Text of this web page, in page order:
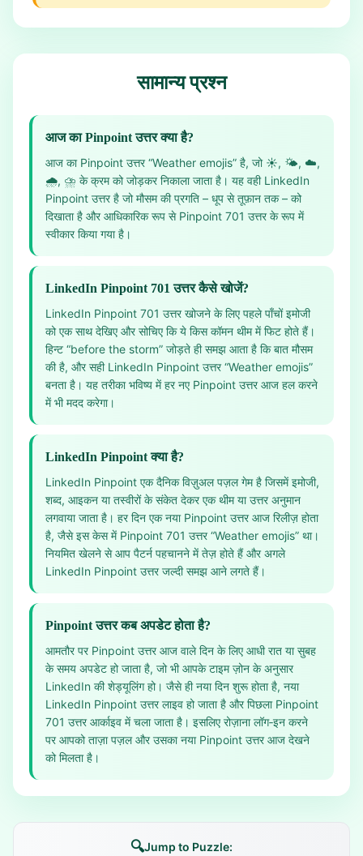
सामान्य प्रश्न
आज का Pinpoint उत्तर क्या है?
आज का Pinpoint उत्तर “Weather emojis” है, जो ☀️, 🌤️, ☁️,
🌧️, ⛈️ के क्रम को जोड़कर निकाला जाता है। यह वही LinkedIn
Pinpoint उत्तर है जो मौसम की प्रगति – धूप से तूफ़ान तक – को
दिखाता है और आधिकारिक रूप से Pinpoint 701 उत्तर के रूप में
स्वीकार किया गया है।
LinkedIn Pinpoint 701 उत्तर कैसे खोजें?
LinkedIn Pinpoint 701 उत्तर खोजने के लिए पहले पाँचों इमोजी
को एक साथ देखिए और सोचिए कि ये किस कॉमन थीम में फिट होते हैं।
हिन्ट “before the storm” जोड़ते ही समझ आता है कि बात मौसम
की है, और सही LinkedIn Pinpoint उत्तर “Weather emojis”
बनता है। यह तरीका भविष्य में हर नए Pinpoint उत्तर आज हल करने
में भी मदद करेगा।
LinkedIn Pinpoint क्या है?
LinkedIn Pinpoint एक दैनिक विज़ुअल पज़ल गेम है जिसमें इमोजी,
शब्द, आइकन या तस्वीरों के संकेत देकर एक थीम या उत्तर अनुमान
लगवाया जाता है। हर दिन एक नया Pinpoint उत्तर आज रिलीज़ होता
है, जैसे इस केस में Pinpoint 701 उत्तर “Weather emojis” था।
नियमित खेलने से आप पैटर्न पहचानने में तेज़ होते हैं और अगले
LinkedIn Pinpoint उत्तर जल्दी समझ आने लगते हैं।
Pinpoint उत्तर कब अपडेट होता है?
आमतौर पर Pinpoint उत्तर आज वाले दिन के लिए आधी रात या सुबह
के समय अपडेट हो जाता है, जो भी आपके टाइम ज़ोन के अनुसार
LinkedIn की शेड्यूलिंग हो। जैसे ही नया दिन शुरू होता है, नया
LinkedIn Pinpoint उत्तर लाइव हो जाता है और पिछला Pinpoint
701 उत्तर आर्काइव में चला जाता है। इसलिए रोज़ाना लॉग‑इन करने
पर आपको ताज़ा पज़ल और उसका नया Pinpoint उत्तर आज देखने
को मिलता है।
🔍Jump to Puzzle: